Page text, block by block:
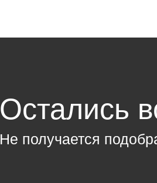
Остались
Не получается